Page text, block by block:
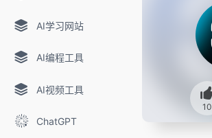
AI学习网站
AI编程工具
AI视频工具
ChatGPT
10